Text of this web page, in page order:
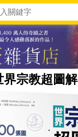
界宗教超圖解